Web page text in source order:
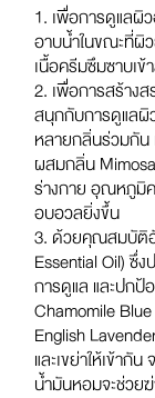
1. เพื่อการดูแลผิ
อาบน้ำในขณะที่ผิ
เนื้อครีมซึมซาบเ
2. เพื่อการสร้าง
สนุกกับการดูแลผิ
หลายกลิ่นร่วมกัน
ผสมกลิ่น
ร่างกาย อุณหภูมิ
อบอวลยิ่งขึ้น
3. ด้วยคุณสมบัติอั
Essential Oil) ซึ่
การดูแล และปก
Chamomile
English
และเขย่าให้เข้ากั
น้ำมันหอมจะช่วย